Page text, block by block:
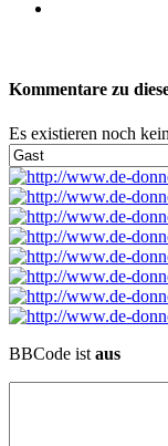
Kommentare zu
Es existieren noch
BBCode ist aus